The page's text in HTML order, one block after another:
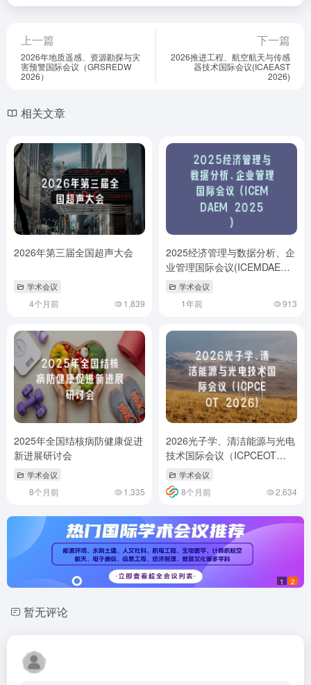
上一篇
2026年地质遥感、资源勘探与灾
害预警国际会议（GRSREDW
2026）
下一篇
2026推进工程、航空航天与传感
器技术国际会议(ICAEAST
2026)
相关文章
2026年第三届全国超声大会
学术会议
4个月前 1,839
2025经济管理与数据分析、企
业管理国际会议(ICEMDAEM
2025)学术会议
1年前 913
2025年全国结核病防健康促进
新进展研讨会
学术会议
8个月前 1,335
2026光子学、清洁能源与光电
技术国际会议（ICPCEOT
2026）
学术会议
8个月前 2,634
1 2
暂无评论